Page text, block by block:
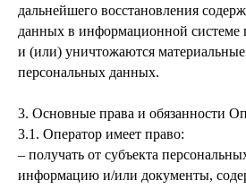
дальнейшего восстановления
данных в информационной системе
и (или) уничтожаются
персональных данных.
3. Основные права и обязанности
3.1. Оператор имеет право:
– получать от субъекта
информацию и/или документы,